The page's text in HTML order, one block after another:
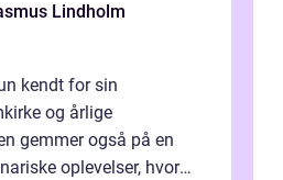
Lindholm
kendt for sin
og årlige
gemmer også på en
oplevelser, hvor